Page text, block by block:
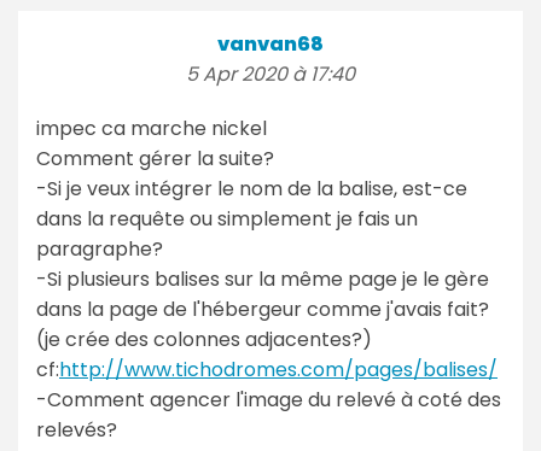
vanvan68
5 Apr 2020 à 17:40
impec ca marche nickel
Comment gérer la suite?
-Si je veux intégrer le nom de la balise, est-ce
dans la requête ou simplement je fais un
paragraphe?
-Si plusieurs balises sur la même page je le gère
dans la page de l'hébergeur comme j'avais fait?
(je crée des colonnes adjacentes?)
cf:http://www.tichodromes.com/pages/balises/
-Comment agencer l'image du relevé à coté des
relevés?